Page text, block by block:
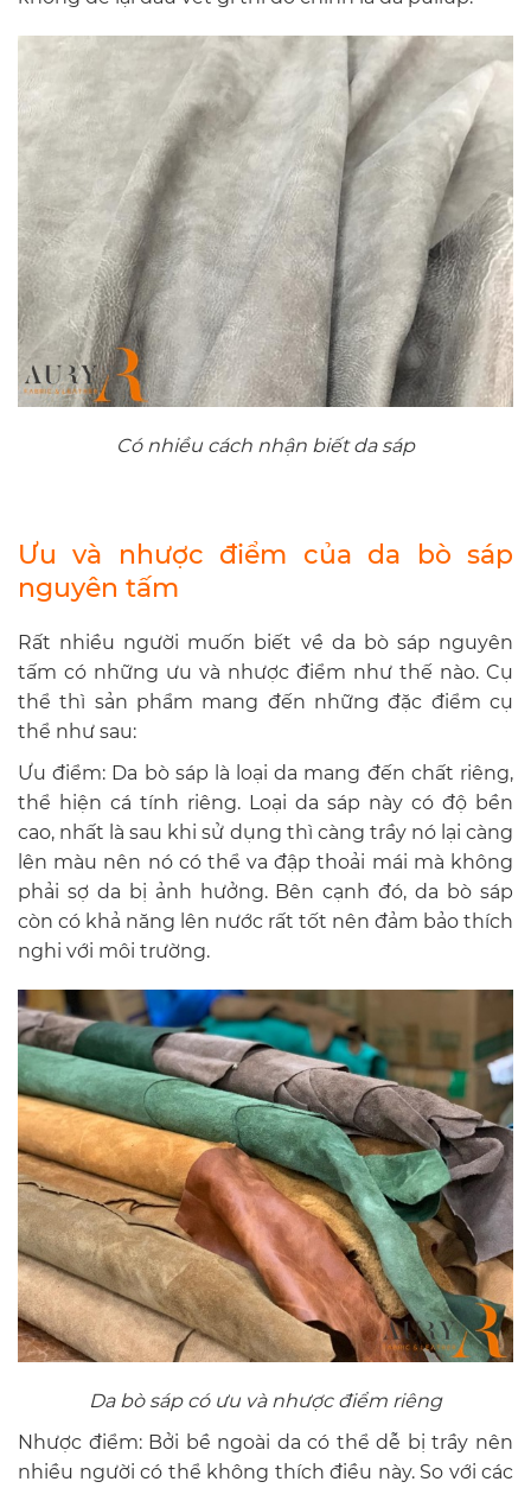
Có nhiều cách nhận biết da sáp
Ưu và nhược điểm của da bò sáp
nguyên tấm
Rất nhiều người muốn biết về da bò sáp nguyên
tấm có những ưu và nhược điểm như thế nào. Cụ
thể thì sản phẩm mang đến những đặc điểm cụ
thể như sau:
Ưu điểm: Da bò sáp là loại da mang đến chất riêng,
thể hiện cá tính riêng. Loại da sáp này có độ bền
cao, nhất là sau khi sử dụng thì càng trầy nó lại càng
lên màu nên nó có thể va đập thoải mái mà không
phải sợ da bị ảnh hưởng. Bên cạnh đó, da bò sáp
còn có khả năng lên nước rất tốt nên đảm bảo thích
nghi với môi trường.
Da bò sáp có ưu và nhược điểm riêng
Nhược điểm: Bởi bề ngoài da có thể dễ bị trầy nên
nhiều người có thể không thích điều này. So với các